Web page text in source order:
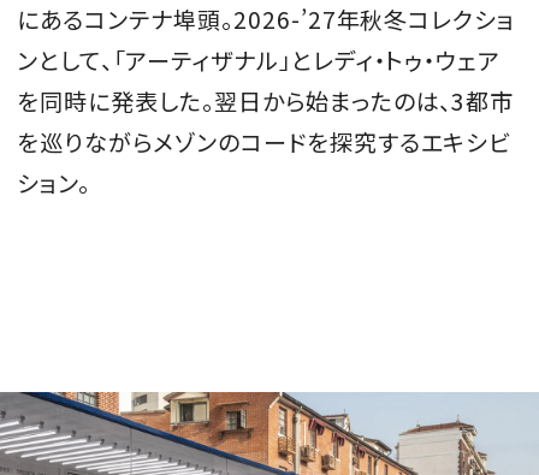
MAGAZINE
会員登録
ログイン・新規会員登録
にあるコンテナ埠頭。2026-’27年秋冬コレクショ
ンとして、「アーティザナル」とレディ・トゥ・ウェア
を同時に発表した。翌日から始まったのは、3都市
を巡りながらメゾンのコードを探究するエキシビ
ション。